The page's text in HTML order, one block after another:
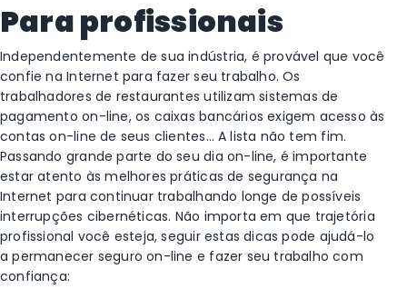
Para profissionais
Independentemente de sua indústria, é provável que você
confie na Internet para fazer seu trabalho. Os
trabalhadores de restaurantes utilizam sistemas de
pagamento on-line, os caixas bancários exigem acesso às
contas on-line de seus clientes… A lista não tem fim.
Passando grande parte do seu dia on-line, é importante
estar atento às melhores práticas de segurança na
Internet para continuar trabalhando longe de possíveis
interrupções cibernéticas. Não importa em que trajetória
profissional você esteja, seguir estas dicas pode ajudá-lo
a permanecer seguro on-line e fazer seu trabalho com
confiança: